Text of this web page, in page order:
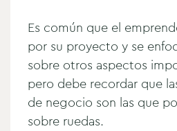
Es común que el
por su proyecto y se
sobre otros aspectos
pero debe recordar que
de negocio son las que
sobre ruedas.